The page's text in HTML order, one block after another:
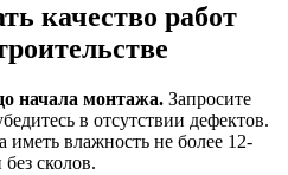
качество работ
начала монтажа. Запросите
в отсутствии дефектов.
влажность не более 12-
сколов.